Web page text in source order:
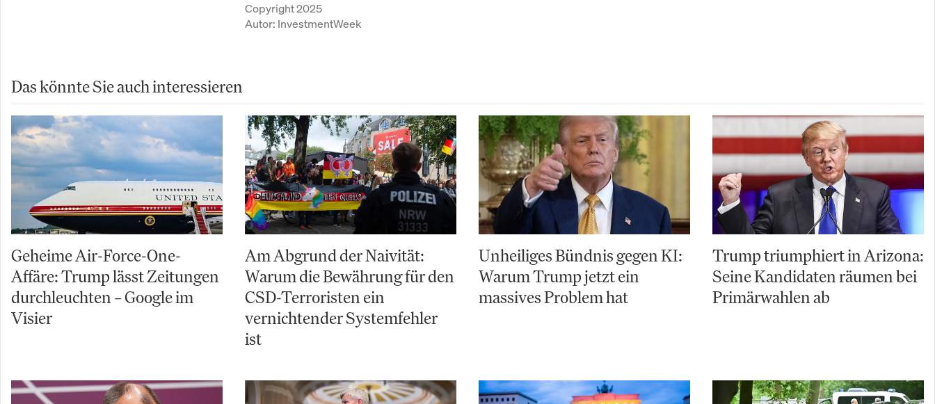
Copyright 2025
Autor: InvestmentWeek
Das könnte Sie auch interessieren
Geheime Air-Force-One-
Affäre: Trump lässt Zeitungen
durchleuchten – Google im
Visier
Am Abgrund der Naivität:
Warum die Bewährung für den
CSD-Terroristen ein
vernichtender Systemfehler
ist
Unheiliges Bündnis gegen KI:
Warum Trump jetzt ein
massives Problem hat
Trump triumphiert in Arizona:
Seine Kandidaten räumen bei
Primärwahlen ab